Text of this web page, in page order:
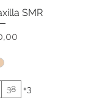
SMR
38 +3